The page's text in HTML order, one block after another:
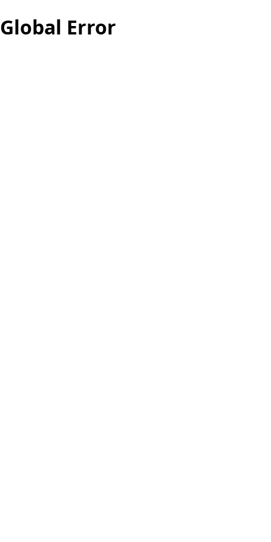
Global Error